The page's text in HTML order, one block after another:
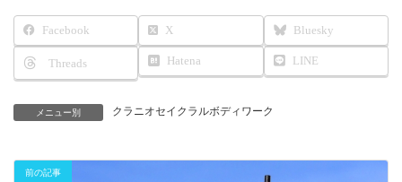
Facebook X Bluesky
Threads Hatena LINE
メニュー別 クラニオセイクラルボディワーク
前の記事